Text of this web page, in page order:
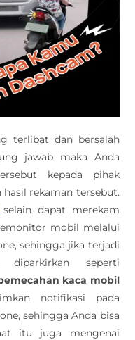
terlibat dan bersalah
jawab maka Anda
kepada pihak
rekaman tersebut.
selain dapat merekam
mobil melalui
sehingga jika terjadi
seperti
kaca mobil
notifikasi pada
sehingga Anda bisa
itu juga mengenai